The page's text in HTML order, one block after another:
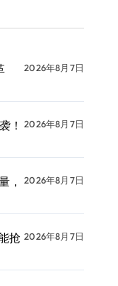
2026年8月7日
！
2026年8月7日
，
2026年8月7日
抢 2026年8月7日